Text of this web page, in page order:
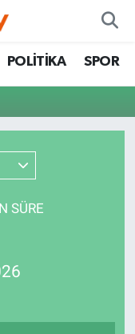
POLİTİKA SPOR
SÜRE